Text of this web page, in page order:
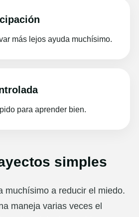
más lejos ayuda muchísimo.
para aprender bien.
simples
muchísimo a reducir el miedo.
maneja varias veces el